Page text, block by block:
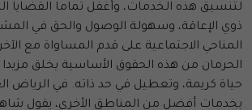
لتنسيق هذه الخدمات، وأغفل تماما القضايا
ذوي الإعاقة، وسهولة الوصول والحق في
المناحي الاجتماعية على قدم المساواة مع
الحرمان من هذه الحقوق الأساسية يخلق
حياة كريمة، وتعطيل في حد ذاته. في الرياض
بخدمات أفضل من المناطق الأخرى، يقول